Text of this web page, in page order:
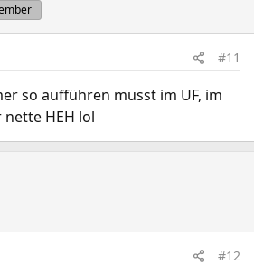
#11
so aufführen musst im UF, im
HEH lol
#12